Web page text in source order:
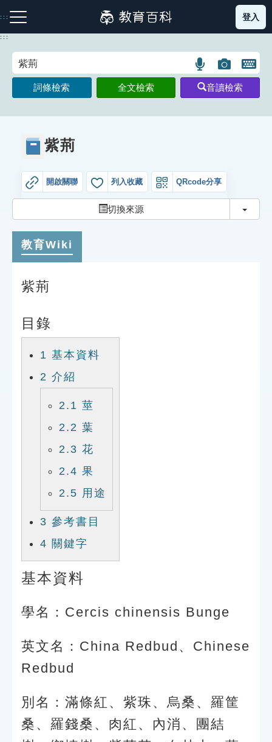
到
主
:::
注音索引圖示 筆畫索引圖示 部首索引表圖示
網站導覽
生字詞彙表
成語故事
索引選單
單字索引
生命大百科索引
遊戲專區
貓頭鷹博士
登入
:::
語
言
搜
圖
片
搜
開
鍵
詞條檢索 全文檢索 音讀檢索
紫荊
開啟關聯 列入收藏 QRcode分享
切換來源 切換
教育Wiki
紫荊
目錄
1 基本資料
2 介紹
2.1 莖
2.2 葉
2.3 花
2.4 果
2.5 用途
3 參考書目
4 關鍵字
基本資料
學名：Cercis chinensis Bunge
英文名：China Redbud、Chinese
Redbud
別名：滿條紅、紫珠、烏桑、羅筐
桑、羅錢桑、肉紅、內消、團結